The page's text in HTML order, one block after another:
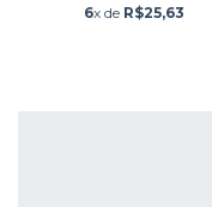
6x de R$25,63